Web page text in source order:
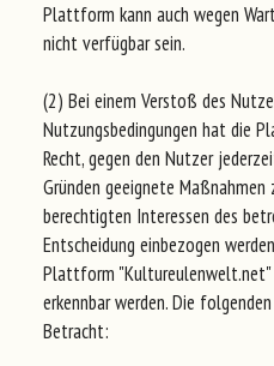
Plattform kann auch wegen
nicht verfügbar sein.
(2) Bei einem Verstoß des
Nutzungsbedingungen hat die
Recht, gegen den Nutzer
Gründen geeignete
berechtigten Interessen des
Entscheidung einbezogen
Plattform "Kultureulenwelt.net"
erkennbar werden. Die
Betracht: